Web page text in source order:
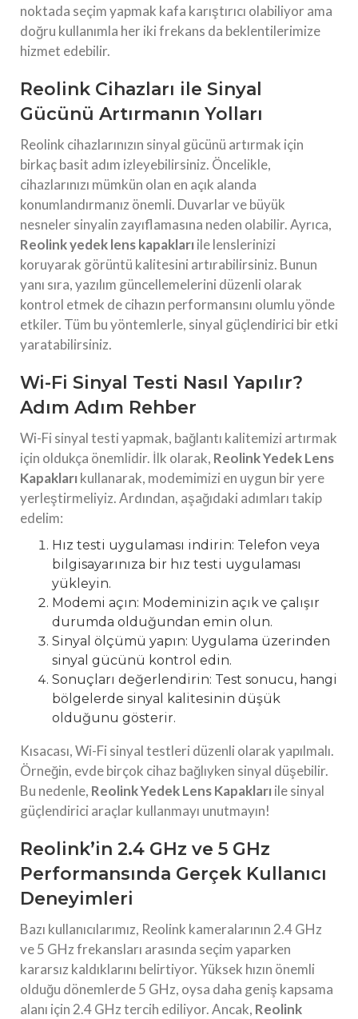
noktada seçim yapmak kafa karıştırıcı olabiliyor ama
doğru kullanımla her iki frekans da beklentilerimize
hizmet edebilir.
Reolink Cihazları ile Sinyal
Gücünü Artırmanın Yolları
Reolink cihazlarınızın sinyal gücünü artırmak için
birkaç basit adım izleyebilirsiniz. Öncelikle,
cihazlarınızı mümkün olan en açık alanda
konumlandırmanız önemli. Duvarlar ve büyük
nesneler sinyalin zayıflamasına neden olabilir. Ayrıca,
Reolink yedek lens kapaklarıile lenslerinizi
koruyarak görüntü kalitesini artırabilirsiniz. Bunun
yanı sıra, yazılım güncellemelerini düzenli olarak
kontrol etmek de cihazın performansını olumlu yönde
etkiler. Tüm bu yöntemlerle, sinyal güçlendirici bir etki
yaratabilirsiniz.
Wi-Fi Sinyal Testi Nasıl Yapılır?
Adım Adım Rehber
Wi-Fi sinyal testi yapmak, bağlantı kalitemizi artırmak
için oldukça önemlidir. İlk olarak, Reolink Yedek Lens
Kapaklarıkullanarak, modemimizi en uygun bir yere
yerleştirmeliyiz. Ardından, aşağıdaki adımları takip
edelim:
Hız testi uygulaması indirin: Telefon veya
bilgisayarınıza bir hız testi uygulaması
yükleyin.
Modemi açın: Modeminizin açık ve çalışır
durumda olduğundan emin olun.
Sinyal ölçümü yapın: Uygulama üzerinden
sinyal gücünü kontrol edin.
Sonuçları değerlendirin: Test sonucu, hangi
bölgelerde sinyal kalitesinin düşük
olduğunu gösterir.
Kısacası, Wi-Fi sinyal testleri düzenli olarak yapılmalı.
Örneğin, evde birçok cihaz bağlıyken sinyal düşebilir.
Bu nedenle, Reolink Yedek Lens Kapaklarıile sinyal
güçlendirici araçlar kullanmayı unutmayın!
Reolink’in 2.4 GHz ve 5 GHz
Performansında Gerçek Kullanıcı
Deneyimleri
Bazı kullanıcılarımız, Reolink kameralarının 2.4 GHz
ve 5 GHz frekansları arasında seçim yaparken
kararsız kaldıklarını belirtiyor. Yüksek hızın önemli
olduğu dönemlerde 5 GHz, oysa daha geniş kapsama
alanı için 2.4 GHz tercih ediliyor. Ancak, Reolink